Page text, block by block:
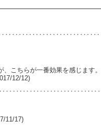
こちらが一番効果を感じます。
12/12)
11/17)